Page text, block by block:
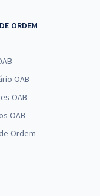
ORDEM
OAB
OAB
OAB
Ordem